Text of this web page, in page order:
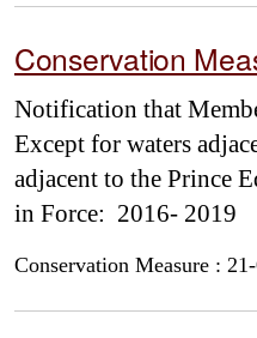
Conservation
Notification that
Except for waters
adjacent to the Prince
in Force: 2016- 2019
Conservation Measure :